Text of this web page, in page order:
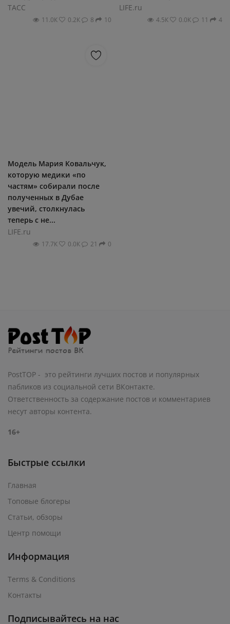
ТАСС
11.0К 0.2К 8 10
LIFE.ru
4.5К 0.0К 11 4
Модель Мария Ковальчук,
которую медики «по
частям» собирали после
полученных в Дубае
увечий, столкнулась
теперь с не...
LIFE.ru
17.7К 0.0К 21 0
PostTOP - это рейтинги лучших постов и популярных
пабликов из социальной сети ВКонтакте.
Ответственность за содержание постов и комментариев
несут авторы контента.
16+
Быстрые ссылки
Главная
Топовые блогеры
Статьи, обзоры
Центр помощи
Информация
Terms & Conditions
Контакты
Подписывайтесь на нас